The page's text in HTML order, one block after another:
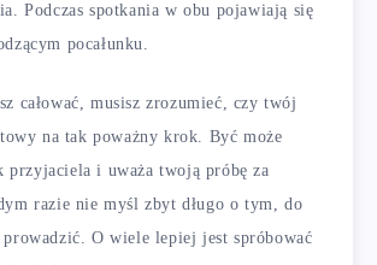
Podczas spotkania w obu pojawiają się
pocałunku.
całować, musisz zrozumieć, czy twój
na tak poważny krok. Być może
przyjaciela i uważa twoją próbę za
razie nie myśl zbyt długo o tym, do
prowadzić. O wiele lepiej jest spróbować